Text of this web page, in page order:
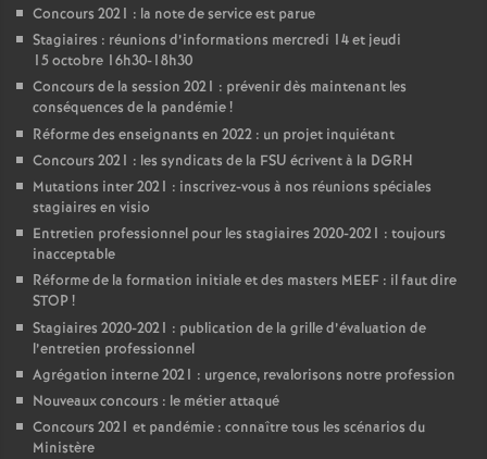
Concours 2021 : la note de service est parue
Stagiaires : réunions d’informations mercredi 14 et jeudi
15 octobre 16h30-18h30
Concours de la session 2021 : prévenir dès maintenant les
conséquences de la pandémie!
Réforme des enseignants en 2022 : un projet inquiétant
Concours 2021 : les syndicats de la FSU écrivent à la DGRH
Mutations inter 2021 : inscrivez-vous à nos réunions spéciales
stagiaires en visio
Entretien professionnel pour les stagiaires 2020-2021 : toujours
inacceptable
Réforme de la formation initiale et des masters MEEF : il faut dire
STOP!
Stagiaires 2020-2021 : publication de la grille d’évaluation de
l’entretien professionnel
Agrégation interne 2021 : urgence, revalorisons notre profession
Nouveaux concours : le métier attaqué
Concours 2021 et pandémie : connaître tous les scénarios du
Ministère